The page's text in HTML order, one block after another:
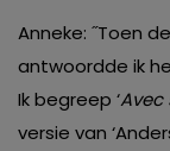
Anneke: ˝Toen
antwoordde ik
Ik begreep ‘Avec
versie van